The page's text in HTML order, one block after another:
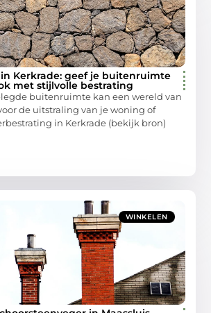
Kerkrade: geef je buitenruimte
met stijlvolle bestrating
buitenruimte kan een wereld van
de uitstraling van je woning of
in Kerkrade (bekijk bron)
WINKELEN